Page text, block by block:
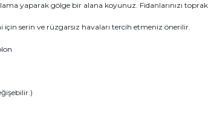
yaparak gölge bir alana koyunuz. Fidanlarınızı
serin ve rüzgarsız havaları tercih etmeniz önerilir.